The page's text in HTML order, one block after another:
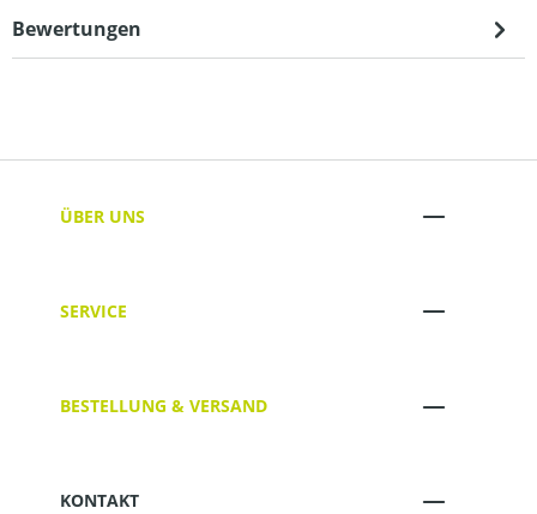
Bewertungen
ÜBER UNS
SERVICE
BESTELLUNG & VERSAND
KONTAKT